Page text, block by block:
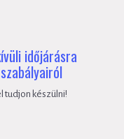
időjárásra
tudjon készülni!